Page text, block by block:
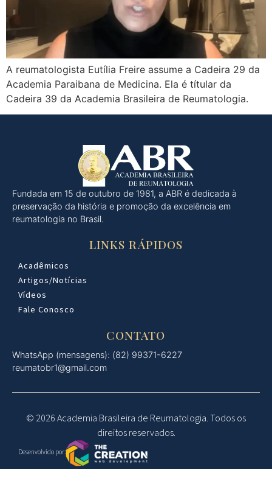
A reumatologista Eutília Freire assume a Cadeira 29 da
Academia Paraibana de Medicina. Ela é títular da
Cadeira 39 da Academia Brasileira de Reumatologia.
Fundada em 15 de outubro de 1981, a ABR é dedicada à
preservação da história e promoção da excelência em
reumatologia no Brasil.
LINKS RÁPIDOS
Acadêmicos
Artigos/Notícias
Vídeos
Fale Conosco
CONTATO
WhatsApp (mensagens): (82) 99371-6227
reumatobr1@gmail.com
© 2026 Academia Brasileira de Reumatologia. Todos os
direitos reservados.
Desenvolvido por: